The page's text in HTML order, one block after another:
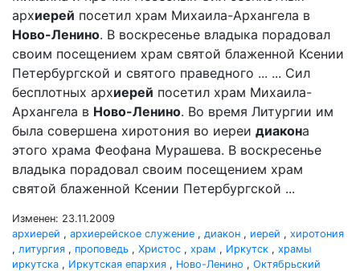
архиерей посетил храм Михаила-Архангела в
Ново-Ленино. В воскресенье владыка порадовал
своим посещением храм святой блаженной Ксении
Петербургской и святого праведного ... ... Сил
бесплотных архиерей посетил храм Михаила-
Архангела в Ново-Ленино. Во время Литургии им
была совершена хиротония во иереи диакона
этого храма Феофана Мурашева. В воскресенье
владыка порадовал своим посещением храм
святой блаженной Ксении Петербургской ...
Изменен: 23.11.2009
архиерей , архиерейское служение , диакон , иерей , хиротония
, литургия , проповедь , Христос , храм , Иркутск , храмы
иркутска , Иркутская епархия , Ново-Ленино , Октябрьский